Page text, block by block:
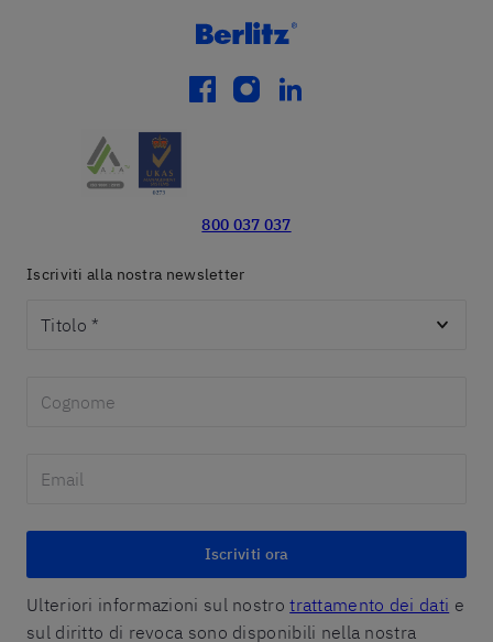
facebook
instagram
linkedin
800 037 037
Iscriviti alla nostra newsletter
Iscriviti ora
Ulteriori informazioni sul nostrotrattamento dei dati e
sul diritto di revoca sono disponibili nella nostra